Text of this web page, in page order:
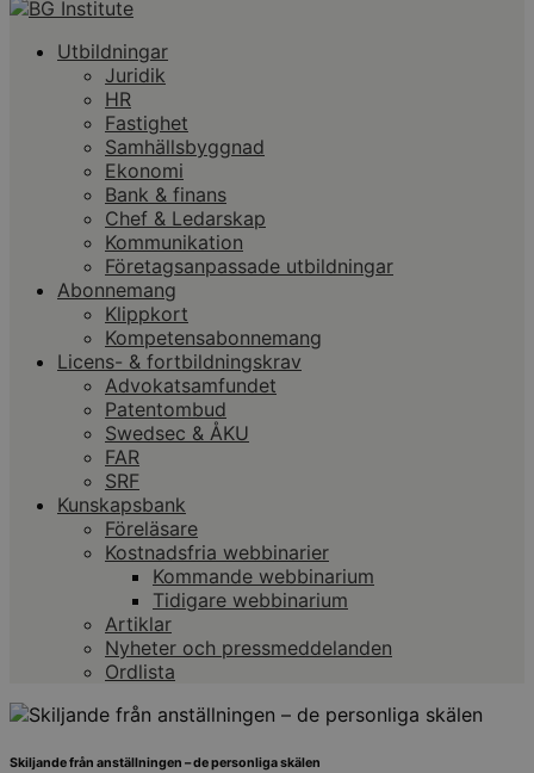
Utbildningar
Juridik
HR
Fastighet
Samhällsbyggnad
Ekonomi
Bank & finans
Chef & Ledarskap
Kommunikation
Företagsanpassade utbildningar
Abonnemang
Klippkort
Kompetensabonnemang
Licens- & fortbildningskrav
Advokatsamfundet
Patentombud
Swedsec & ÅKU
FAR
SRF
Kunskapsbank
Föreläsare
Kostnadsfria webbinarier
Kommande webbinarium
Tidigare webbinarium
Artiklar
Nyheter och pressmeddelanden
Ordlista
Skiljande från anställningen – de personliga skälen